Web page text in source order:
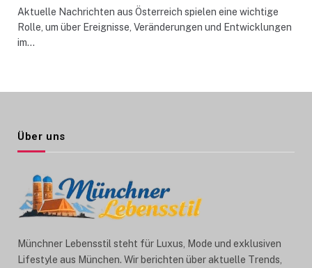
Aktuelle Nachrichten aus Österreich spielen eine wichtige
Rolle, um über Ereignisse, Veränderungen und Entwicklungen
im…
Über uns
Münchner Lebensstil steht für Luxus, Mode und exklusiven
Lifestyle aus München. Wir berichten über aktuelle Trends,